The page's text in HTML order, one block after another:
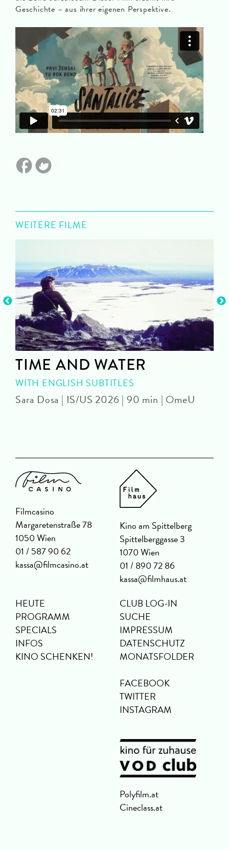
Geschich­te – aus ihrer eige­nen Per­spek­ti­ve.
WEITERE FILME
TIME AND WATER
WITH ENGLISH SUBTITLES
Sara Dosa | IS/US 2026 | 90 min | OmeU
Filmcasino
Margaretenstraße 78
1050 Wien
01 / 587 90 62
kassa@filmcasino.at
Kino am Spittelberg
Spittelberggasse 3
1070 Wien
01 / 890 72 86
kassa@filmhaus.at
HEUTE
PROGRAMM
SPECIALS
INFOS
KINO SCHENKEN!
CLUB LOG-IN
SUCHE
IMPRESSUM
DATENSCHUTZ
MONATSFOLDER
FACEBOOK
TWITTER
INSTAGRAM
Polyfilm.at
Cineclass.at